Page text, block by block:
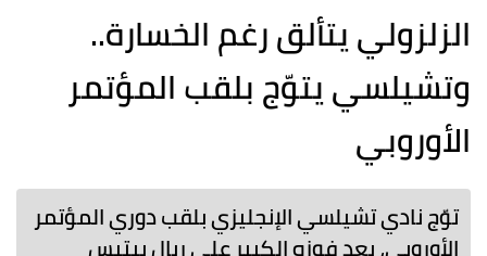
الزلزولي يتألق رغم الخسارة..
وتشيلسي يتوّج بلقب المؤتمر
الأوروبي
توّج نادي تشيلسي الإنجليزي بلقب دوري المؤتمر
الأوروبي، بعد فوزه الكبير على ريال بيتيس